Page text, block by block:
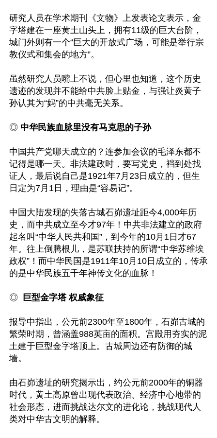
研究人员在学术期刊《文物》上发表论文表示，金
字塔建在一座黄土山头上，拥有11级的巨大台阶，
城门外则有一个“巨大的开放式广场，可能是举行宗
教仪式和集会的地方”。
虽然研究人员嘴上不说，但心里也知道，这个历史
遗迹的发现并不能给中共脸上贴金，与强让炎黄子
孙认其为“妈”的中共毫无关系。
◎ 中华民族血脉里没有马克思的子孙
中国共产党哪天成立的？连参加会议的毛泽东都不
记得是哪一天。非法建政时，要写党史，裆到处找
证人，最后说自己是1921年7月23日成立的，但生
日定为7月1日，理由是“容易记”。
中国大陆发现的失落古城石峁遗址距今4,000年历
史，而中共成立至今才97年！中共非法建立的政府
起名叫“中华人民共和国”，到今年的10月1日才67
年。往上倒腾根儿，是苏联扶持的所谓“中华苏维埃
政权”！而中华民国是1911年10月10日成立的，传承
的是中华民族五千年神传文化的血脉！
◎ 巨型金字塔 权威象征
报导中指出，公元前2300年至1800年，石峁古城的
繁荣时期，曾涵盖988英亩的面积。宫殿用夯实的泥
土建于巨型金字塔顶上。古城周边还有防御的城
墙。
由石峁遗址的研究揭示出，约公元前2000年的铜器
时代，黄土高原曾出现代表政治、经济中心地带的
社会形态，进而挑战达尔文的进化论，挑战现代人
类对中华古文明的解释。